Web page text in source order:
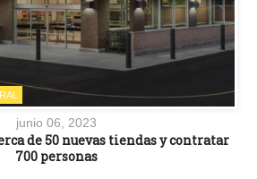
junio 06, 2023
de 50 nuevas tiendas y contratar
700 personas